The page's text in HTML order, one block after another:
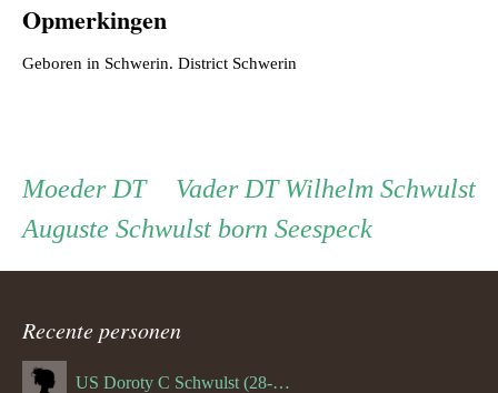
Opmerkingen
Persoon
ouder
navigatie
Vader Vader
DT Wilhelm Schwulst
Moeder Moeder
DT
Auguste Schwulst born Seespeck
Recente personen
US Doroty C Schwulst (28-12-1919)